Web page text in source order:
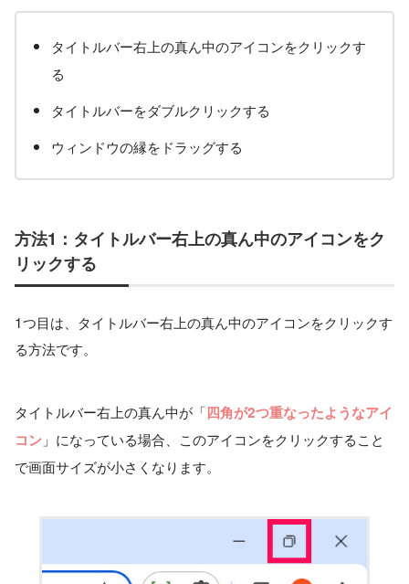
タイトルバー右上の真ん中のアイコンをクリックす
る
タイトルバーをダブルクリックする
ウィンドウの縁をドラッグする
方法1：タイトルバー右上の真ん中のアイコンをク
リックする
1つ目は、タイトルバー右上の真ん中のアイコンをクリックす
る方法です。
タイトルバー右上の真ん中が「四角が2つ重なったようなアイ
コン 」になっている場合、このアイコンをクリックすること
で画面サイズが小さくなります。